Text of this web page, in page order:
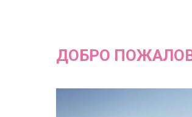
ДОБРО